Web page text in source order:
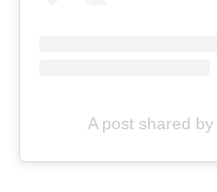
A post shared